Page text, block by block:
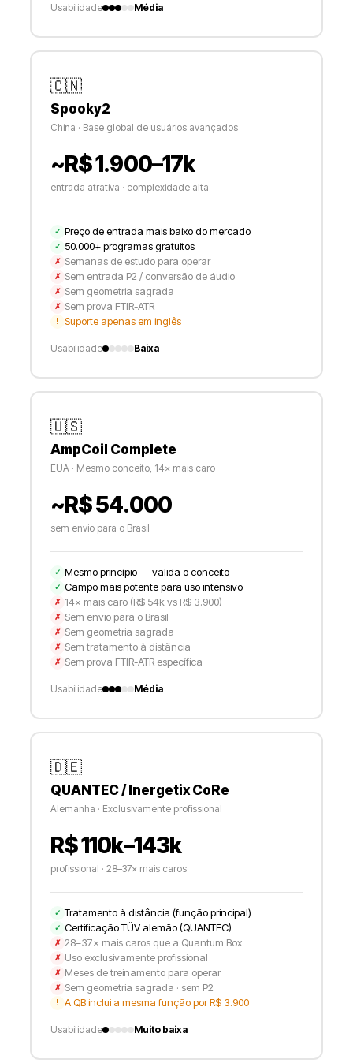
Usabilidade Média
🇨🇳
Spooky2
China · Base global de usuários avançados
~R$ 1.900–17k
entrada atrativa · complexidade alta
✓ Preço de entrada mais baixo do mercado
✓ 50.000+ programas gratuitos
✗ Semanas de estudo para operar
✗ Sem entrada P2 / conversão de áudio
✗ Sem geometria sagrada
✗ Sem prova FTIR-ATR
! Suporte apenas em inglês
Usabilidade Baixa
🇺🇸
AmpCoil Complete
EUA · Mesmo conceito, 14× mais caro
~R$ 54.000
sem envio para o Brasil
✓ Mesmo princípio — valida o conceito
✓ Campo mais potente para uso intensivo
✗ 14× mais caro (R$ 54k vs R$ 3.900)
✗ Sem envio para o Brasil
✗ Sem geometria sagrada
✗ Sem tratamento à distância
✗ Sem prova FTIR-ATR específica
Usabilidade Média
🇩🇪
QUANTEC / Inergetix CoRe
Alemanha · Exclusivamente profissional
R$ 110k–143k
profissional · 28–37× mais caros
✓ Tratamento à distância (função principal)
✓ Certificação TÜV alemão (QUANTEC)
✗ 28–37× mais caros que a Quantum Box
✗ Uso exclusivamente profissional
✗ Meses de treinamento para operar
✗ Sem geometria sagrada · sem P2
! A QB inclui a mesma função por R$ 3.900
Usabilidade Muito baixa